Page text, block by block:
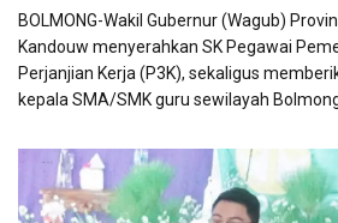
BOLMONG-Wakil Gubernur (Wagub)
Kandouw menyerahkan SK Pegawai
Perjanjian Kerja (P3K), sekaligus
kepala SMA/SMK guru sewilayah